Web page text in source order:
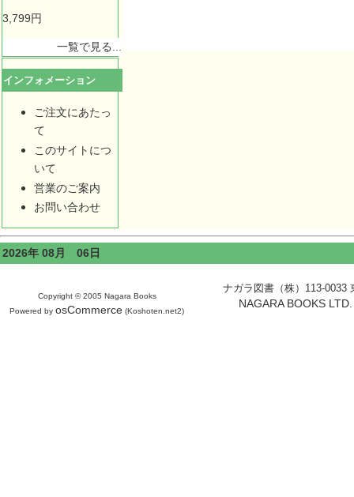
3,799円
一覧で見る...
インフォメーション
ご注文にあたっ
て
このサイトにつ
いて
営業のご案内
お問い合わせ
2026年 08月 06日
Copyright © 2005 Nagara Books
Powered by osCommerce (Koshoten.net2)
ナガラ図書（株）113-
NAGARA BOOKS